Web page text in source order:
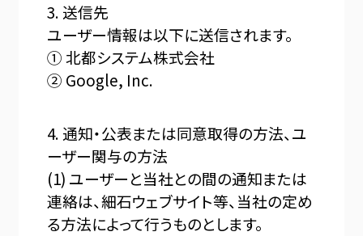
3. 送信先
ユーザー情報は以下に送信されます。
① 北都システム株式会社
② Google, Inc.
4. 通知・公表または同意取得の方法、ユ
ーザー関与の方法
(1) ユーザーと当社との間の通知または
連絡は、細石ウェブサイト等、当社の定め
る方法によって行うものとします。